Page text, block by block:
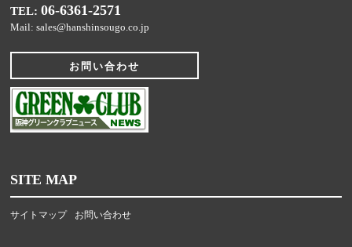
TEL:06-6361-2571
Mail: sales@hanshinsougo.co.jp
お問い合わせ
SITE MAP
サイトマップ お問い合わせ